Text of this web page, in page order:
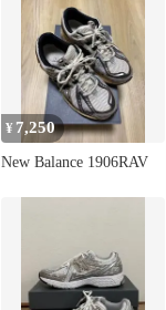
¥ 7,250
New Balance 1906RAV